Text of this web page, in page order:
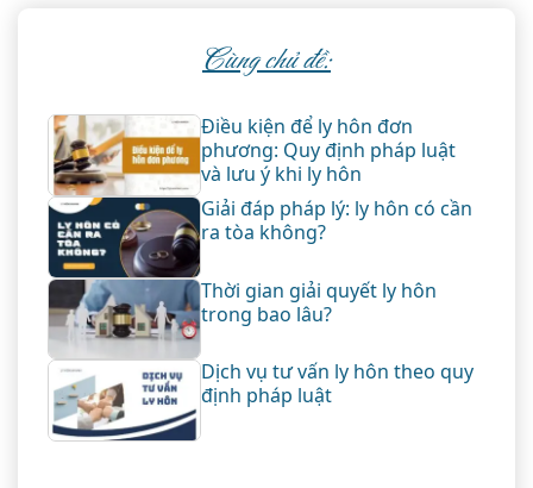
Cùng chủ đề:
Điều kiện để ly hôn đơn
phương: Quy định pháp luật
và lưu ý khi ly hôn
Giải đáp pháp lý: ly hôn có cần
ra tòa không?
Thời gian giải quyết ly hôn
trong bao lâu?
Dịch vụ tư vấn ly hôn theo quy
định pháp luật